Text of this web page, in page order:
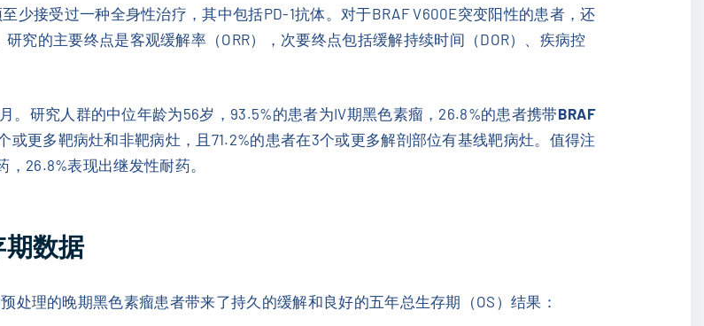
少接受过一种全身性治疗，其中包括PD-1抗体。对于BRAF V600E突变阳性的患者，还
究的主要终点是客观缓解率（ORR），次要终点包括缓解持续时间（DOR）、疾病控
。研究人群的中位年龄为56岁，93.5%的患者为IV期黑色素瘤，26.8%的患者携带BRAF
或更多靶病灶和非靶病灶，且71.2%的患者在3个或更多解剖部位有基线靶病灶。值得注
26.8%表现出继发性耐药。
数据
处理的晚期黑色素瘤患者带来了持久的缓解和良好的五年总生存期（OS）结果：